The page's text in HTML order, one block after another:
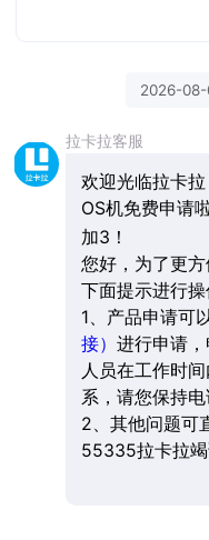
2026-08-
拉卡拉客服
欢迎光临拉卡
OS机免费申请
加3！
您好，为了更
下面提示进行操
1、产品申请可
接） 进行申请
人员在工作时
系，请您保持电
2、其他问题可
55335拉卡拉竭